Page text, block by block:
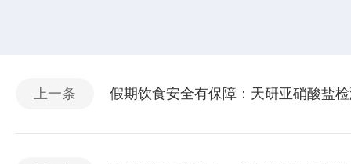
上一条 假期饮食安全有保障：天研亚硝酸盐